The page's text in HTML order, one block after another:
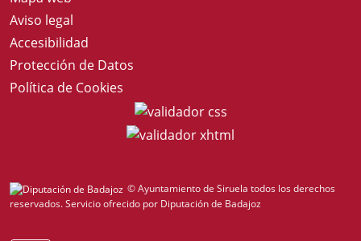
Aviso legal
Accesibilidad
Protección de Datos
Política de Cookies
© Ayuntamiento de Siruela todos los derechos
reservados.Servicio ofrecido por Diputación de Badajoz